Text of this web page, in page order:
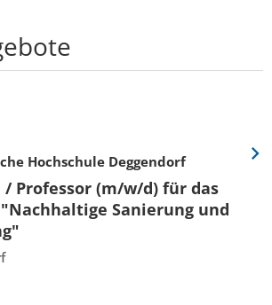
Hochschule Deggendorf
/ Professor (m/w/d) für das
Sanierung und
Eine